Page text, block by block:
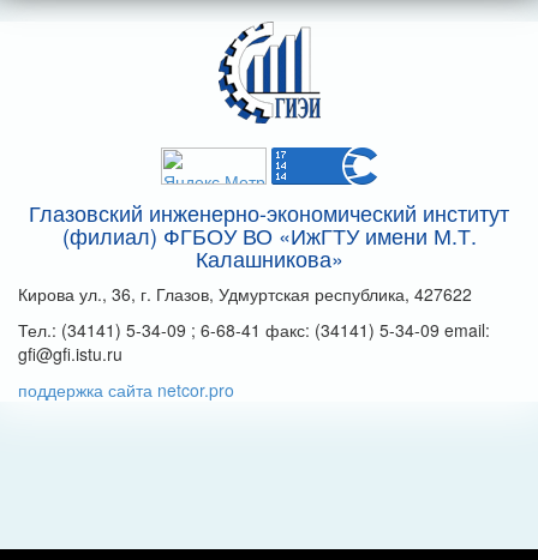
Глазовский инженерно-экономический институт
(филиал) ФГБОУ ВО «ИжГТУ имени М.Т.
Калашникова»
Кирова ул., 36, г. Глазов, Удмуртская республика, 427622
Тел.: (34141) 5-34-09 ; 6-68-41 факс: (34141) 5-34-09 email:
gfi@gfi.istu.ru
поддержка сайта netcor.pro